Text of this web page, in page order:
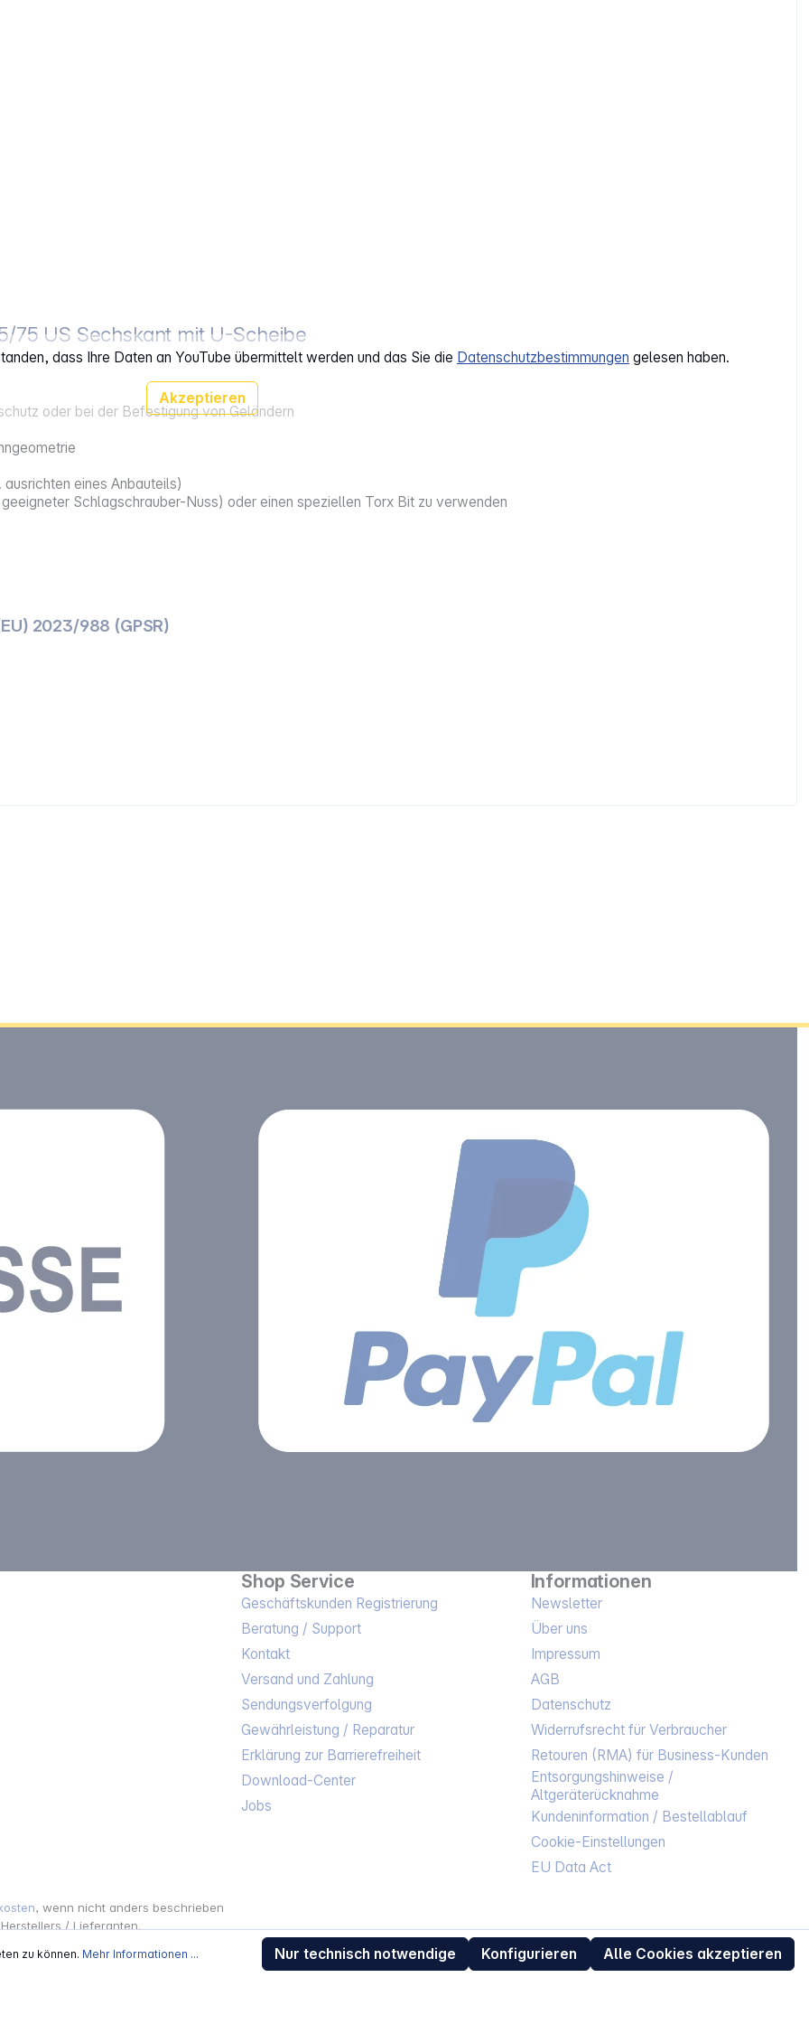
dass Ihre Daten an YouTube übermittelt werden und das Sie die Datenschutzbestimmungen gelesen haben.
Akzeptieren
75 US Sechskant mit U-Scheibe
oder bei der Befestigung von Geländern
eines Anbauteils)
Schlagschrauber-Nuss) oder einen speziellen Torx Bit zu verwenden
2023/988 (GPSR)
Shop Service
Geschäftskunden Registrierung
Beratung / Support
Kontakt
Versand und Zahlung
Sendungsverfolgung
Gewährleistung / Reparatur
Erklärung zur Barrierefreiheit
Download-Center
Jobs
Informationen
Newsletter
Über uns
Impressum
AGB
Datenschutz
Widerrufsrecht für Verbraucher
Retouren (RMA) für Business-Kunden
Entsorgungshinweise /
Altgeräterücknahme
Kundeninformation / Bestellablauf
Cookie-Einstellungen
EU Data Act
, wenn nicht anders beschrieben
/ Lieferanten.
zu können. Mehr Informationen ... Nur technisch notwendige Konfigurieren Alle Cookies akzeptieren